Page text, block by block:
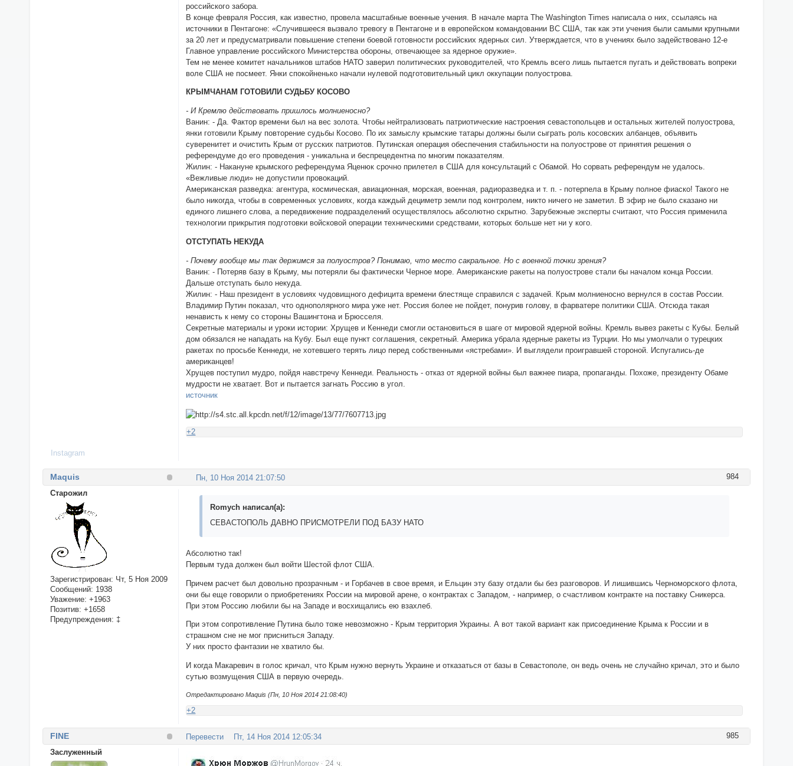
российского забора.
В конце февраля Россия, как известно, провела масштабные военные учения. В начале марта The Washington Times написала о них, ссылаясь на
источники в Пентагоне: «Случившееся вызвало тревогу в Пентагоне и в европейском командовании ВС США, так как эти учения были самыми крупными
за 20 лет и предусматривали повышение степени боевой готовности российских ядерных сил. Утверждается, что в учениях было задействовано 12-е
Главное управление российского Министерства обороны, отвечающее за ядерное оружие».
Тем не менее комитет начальников штабов НАТО заверил политических руководителей, что Кремль всего лишь пытается пугать и действовать вопреки
воле США не посмеет. Янки спокойненько начали нулевой подготовительный цикл оккупации полуострова.
КРЫМЧАНАМ ГОТОВИЛИ СУДЬБУ КОСОВО
- И Кремлю действовать пришлось молниеносно?
Ванин: - Да. Фактор времени был на вес золота. Чтобы нейтрализовать патриотические настроения севастопольцев и остальных жителей полуострова,
янки готовили Крыму повторение судьбы Косово. По их замыслу крымские татары должны были сыграть роль косовских албанцев, объявить
суверенитет и очистить Крым от русских патриотов. Путинская операция обеспечения стабильности на полуострове от принятия решения о
референдуме до его проведения - уникальна и беспрецедентна по многим показателям.
Жилин: - Накануне крымского референдума Яценюк срочно прилетел в США для консультаций с Обамой. Но сорвать референдум не удалось.
«Вежливые люди» не допустили провокаций.
Американская разведка: агентура, космическая, авиационная, морская, военная, радиоразведка и т. п. - потерпела в Крыму полное фиаско! Такого не
было никогда, чтобы в современных условиях, когда каждый дециметр земли под контролем, никто ничего не заметил. В эфир не было сказано ни
единого лишнего слова, а передвижение подразделений осуществлялось абсолютно скрытно. Зарубежные эксперты считают, что Россия применила
технологии прикрытия подготовки войсковой операции техническими средствами, которых больше нет ни у кого.
ОТСТУПАТЬ НЕКУДА
- Почему вообще мы так держимся за полуостров? Понимаю, что место сакральное. Но с военной точки зрения?
Ванин: - Потеряв базу в Крыму, мы потеряли бы фактически Черное море. Американские ракеты на полуострове стали бы началом конца России.
Дальше отступать было некуда.
Жилин: - Наш президент в условиях чудовищного дефицита времени блестяще справился с задачей. Крым молниеносно вернулся в состав России.
Владимир Путин показал, что однополярного мира уже нет. Россия более не пойдет, понурив голову, в фарватере политики США. Отсюда такая
ненависть к нему со стороны Вашингтона и Брюсселя.
Секретные материалы и уроки истории: Хрущев и Кеннеди смогли остановиться в шаге от мировой ядерной войны. Кремль вывез ракеты с Кубы. Белый
дом обязался не нападать на Кубу. Был еще пункт соглашения, секретный. Америка убрала ядерные ракеты из Турции. Но мы умолчали о турецких
ракетах по просьбе Кеннеди, не хотевшего терять лицо перед собственными «ястребами». И выглядели проигравшей стороной. Испугались-де
американцев!
Хрущев поступил мудро, пойдя навстречу Кеннеди. Реальность - отказ от ядерной войны был важнее пиара, пропаганды. Похоже, президенту Обаме
мудрости не хватает. Вот и пытается загнать Россию в угол.
источник
+2
Instagram
984
Пн, 10 Ноя 2014 21:07:50
Maquis
Cтарожил
Зарегистрирован: Чт, 5 Ноя 2009
Сообщений: 1938
Уважение: +1963
Позитив: +1658
Предупреждения: ‡
Romych написал(а):
СЕВАСТОПОЛЬ ДАВНО ПРИСМОТРЕЛИ ПОД БАЗУ НАТО
Абсолютно так!
Первым туда должен был войти Шестой флот США.
Причем расчет был довольно прозрачным - и Горбачев в свое время, и Ельцин эту базу отдали бы без разговоров. И лишившись Черноморского флота,
они бы еще говорили о приобретениях России на мировой арене, о контрактах с Западом, - например, о счастливом контракте на поставку Сникерса.
При этом Россию любили бы на Западе и восхищались ею взахлеб.
При этом сопротивление Путина было тоже невозможно - Крым территория Украины. А вот такой вариант как присоединение Крыма к России и в
страшном сне не мог присниться Западу.
У них просто фантазии не хватило бы.
И когда Макаревич в голос кричал, что Крым нужно вернуть Украине и отказаться от базы в Севастополе, он ведь очень не случайно кричал, это и было
сутью возмущения США в первую очередь.
Отредактировано Maquis (Пн, 10 Ноя 2014 21:08:40)
+2
Перевести 985
Пт, 14 Ноя 2014 12:05:34
FINE
Заслуженный